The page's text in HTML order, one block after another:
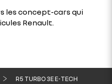
les concept-cars qui
Renault.